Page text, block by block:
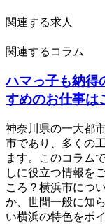
関連する求人
関連するコラム
ハマっ子も納得
すめのお仕事は
神奈川県の一大都
市であり、多くの
ます。このコラム
しに役立つ情報を
ころ？横浜市につ
か、世間一般に知
い横浜の特色をポ